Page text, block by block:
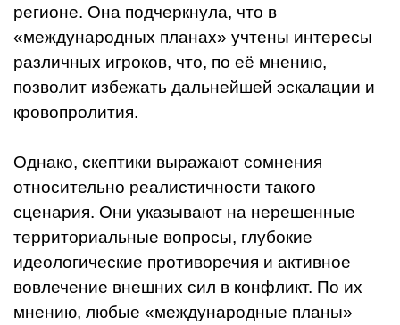
регионе. Она подчеркнула, что в
«международных планах» учтены интересы
различных игроков, что, по её мнению,
позволит избежать дальнейшей эскалации и
кровопролития.
Однако, скептики выражают сомнения
относительно реалистичности такого
сценария. Они указывают на нерешенные
территориальные вопросы, глубокие
идеологические противоречия и активное
вовлечение внешних сил в конфликт. По их
мнению, любые «международные планы»